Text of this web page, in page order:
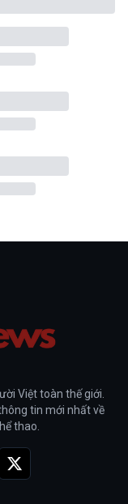
Việt toàn thế giới.
tin mới nhất về
thao.